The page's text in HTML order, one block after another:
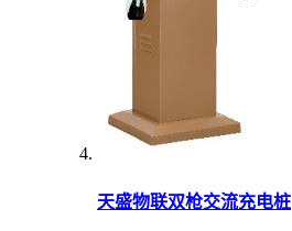
天盛物联双枪交流充电桩